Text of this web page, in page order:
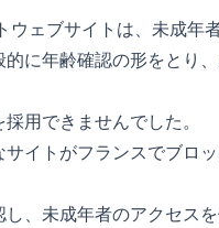
ェブサイトは、未成年
に年齢確認の形をとり
用できませんでした。
イトがフランスでブロ
し、未成年者のアクセス